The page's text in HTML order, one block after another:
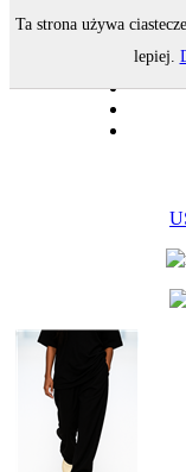
Ta strona używa
lepiej.